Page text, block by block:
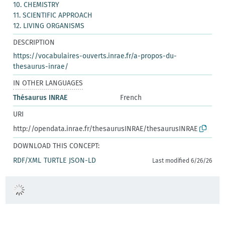
10. CHEMISTRY
11. SCIENTIFIC APPROACH
12. LIVING ORGANISMS
DESCRIPTION
https://vocabulaires-ouverts.inrae.fr/a-propos-du-
thesaurus-inrae/
IN OTHER LANGUAGES
Thésaurus INRAE
French
URI
http://opendata.inrae.fr/thesaurusINRAE/thesaurusINRAE
DOWNLOAD THIS CONCEPT:
RDF/XML TURTLE JSON-LD Last modified 6/26/26